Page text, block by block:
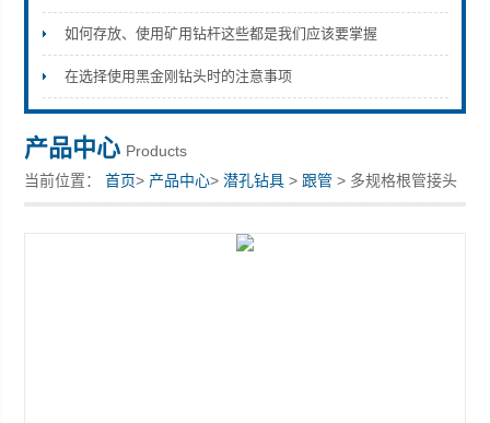
宣化县瑞科钻孔机械厂
如何存放、使用矿用钻杆这些都是我们应该要掌握
在选择使用黑金刚钻头时的注意事项
产品中心 Products
当前位置：首页> 产品中心>潜孔钻具 > 跟管 > 多规格根管接头
管靴